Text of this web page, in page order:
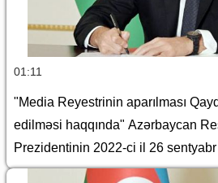
01:11
"Media Reyestrinin aparılması
edilməsi haqqında" Azərbaycan
Prezidentinin 2022-ci il 26
Fərmanında dəyişiklik edilməsi